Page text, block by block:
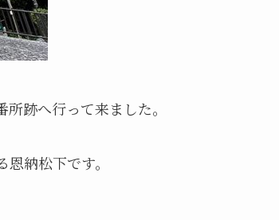
跡へ行って来ました。
納松下です。